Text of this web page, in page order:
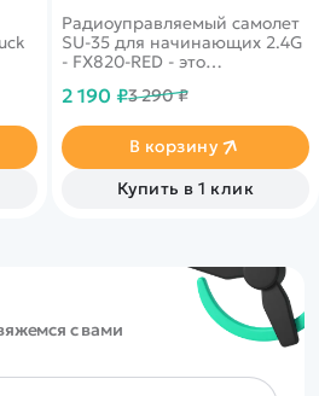
Радиоуправляемый самолет
SU-35 для начинающих 2.4G
- FX820-RED - это
радиоуправляемый
очень прост в управлении.
Встроенная система
стабилизации с 3-осевым
гироскопом во время полета
Набор высоты и снижение
осуществляется при помощи
изменения оборотов
двигателей, а виражи
выполняются при помощи
2 190 ₽3 290 ₽
В корзину
Купить в 1 клик
с вами